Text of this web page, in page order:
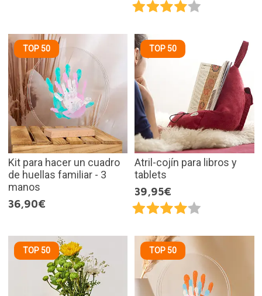
TOP 50
Kit para hacer un cuadro
de huellas familiar - 3
manos
36,90€
TOP 50
Atril-cojín para libros y
tablets
39,95€
TOP 50 TOP 50